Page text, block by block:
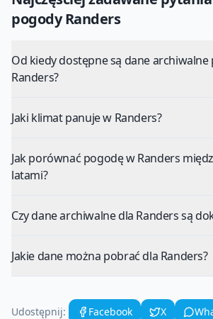
pogodyRanders
Od kiedy dostępne są dane archiwalne
Randers?
Jaki klimat panuje w Randers?
Jak porównać pogodę w Randers
latami?
Czy dane archiwalne dla Randers są
Jakie dane można pobrać dla Randers?
Udostępnij: Facebook X